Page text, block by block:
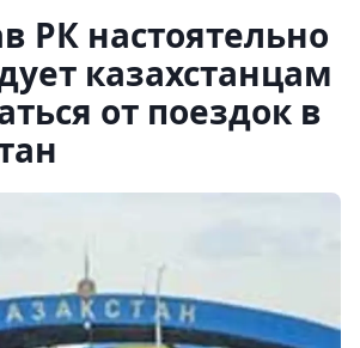
РК настоятельно
казахстанцам
от поездок в